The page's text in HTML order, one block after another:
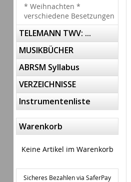
* Weihnachten *
verschiedene Besetzungen
TELEMANN TWV: ...
MUSIKBÜCHER
ABRSM Syllabus
VERZEICHNISSE
Instrumentenliste
Warenkorb
Keine Artikel im Warenkorb
Sicheres Bezahlen via SaferPay